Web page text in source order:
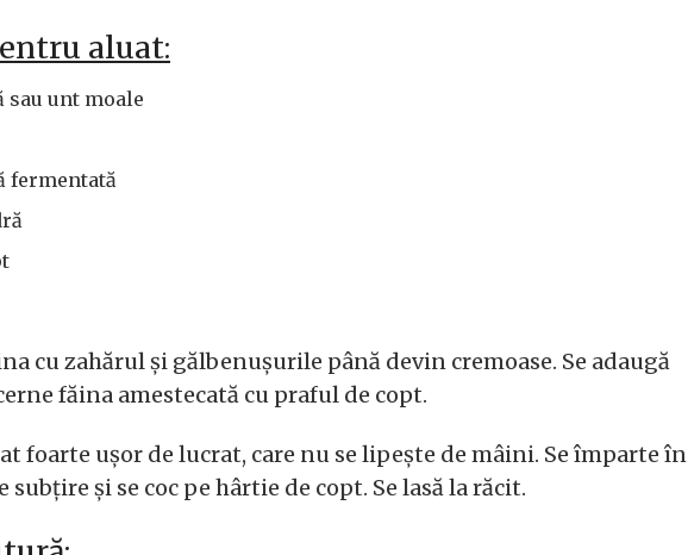
aluat:
sau unt moale
fermentată
cu zahărul și gălbenușurile până devin cremoase. Se adaugă
făina amestecată cu praful de copt.
foarte ușor de lucrat, care nu se lipește de mâini. Se împarte în
și se coc pe hârtie de copt. Se lasă la răcit.